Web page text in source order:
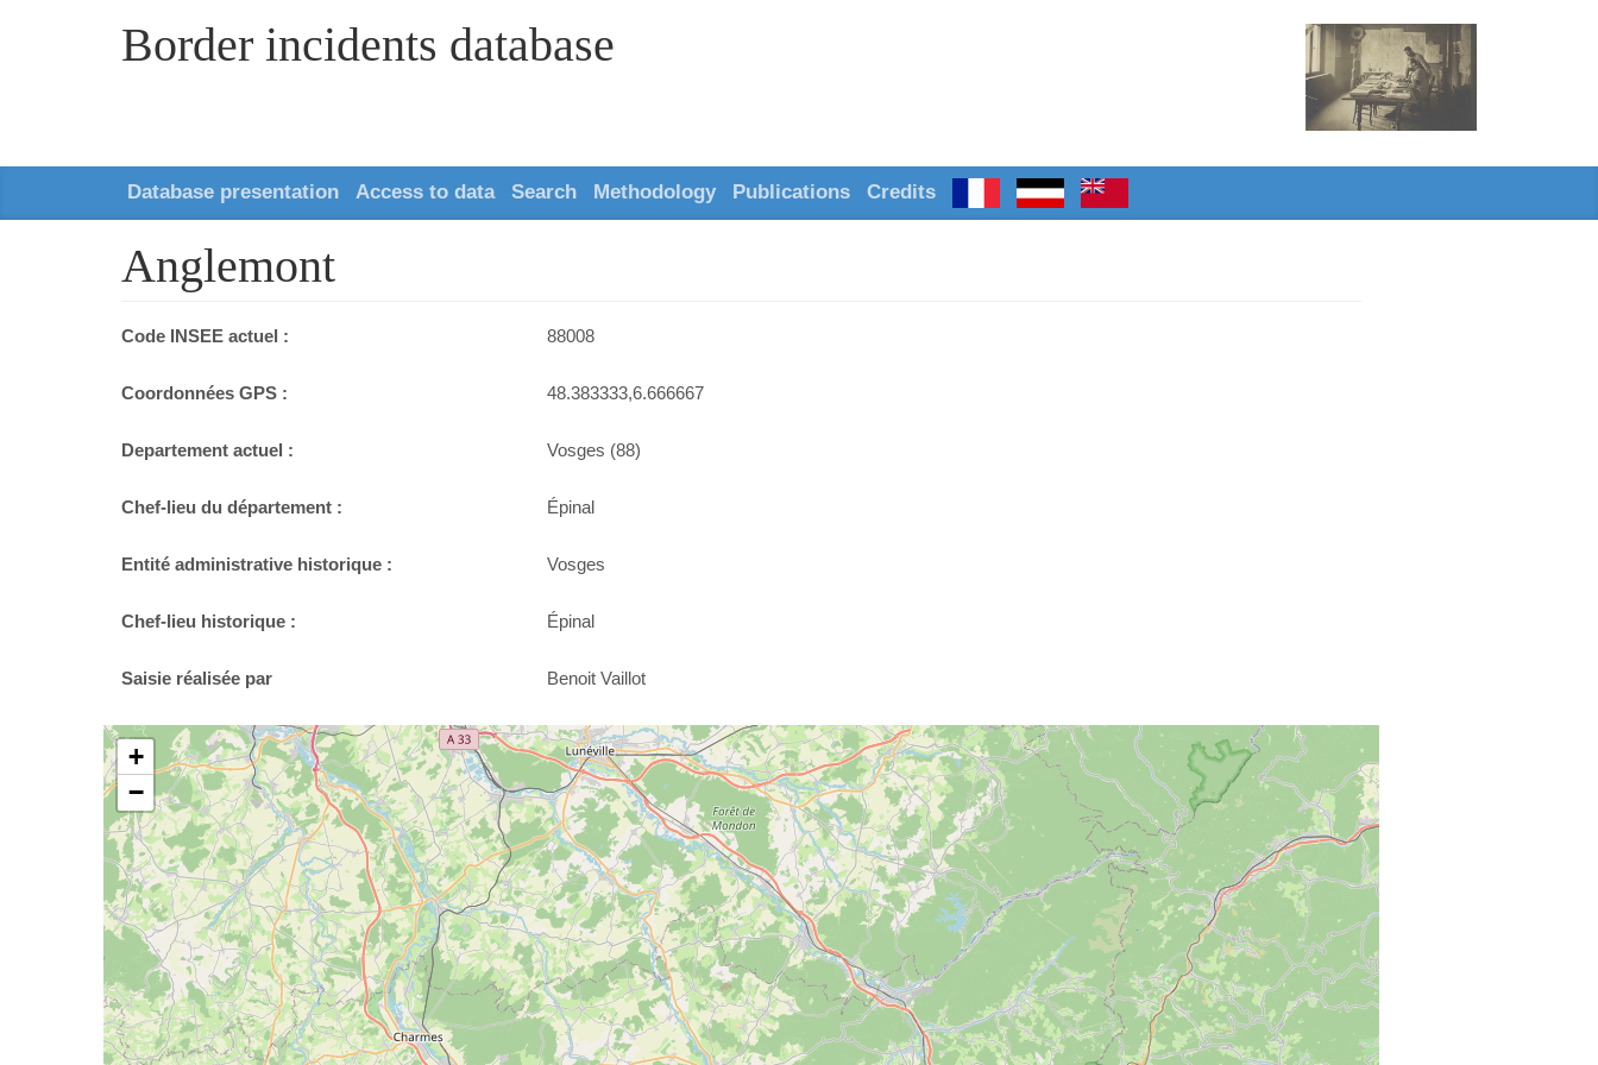
Border incidents database
Database presentation Access to data Search Methodology Publications Credits
Anglemont
Code INSEE actuel : 88008
Coordonnées GPS : 48.383333,6.666667
Departement actuel : Vosges (88)
Chef-lieu du département : Épinal
Entité administrative historique : Vosges
Chef-lieu historique : Épinal
Saisie réalisée par Benoit Vaillot
+
−